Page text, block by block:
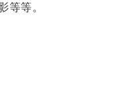
等等。